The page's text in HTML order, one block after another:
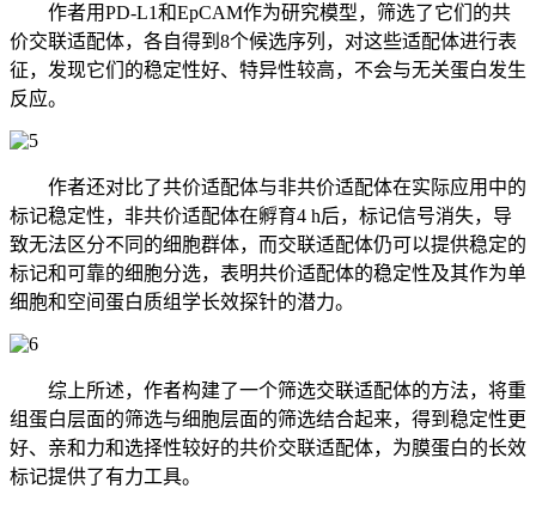
作者用PD-L1和EpCAM作为研究模型，筛选了它们的共
价交联适配体，各自得到8个候选序列，对这些适配体进行表
征，发现它们的稳定性好、特异性较高，不会与无关蛋白发生
反应。
作者还对比了共价适配体与非共价适配体在实际应用中的
标记稳定性，非共价适配体在孵育4 h后，标记信号消失，导
致无法区分不同的细胞群体，而交联适配体仍可以提供稳定的
标记和可靠的细胞分选，表明共价适配体的稳定性及其作为单
细胞和空间蛋白质组学长效探针的潜力。
综上所述，作者构建了一个筛选交联适配体的方法，将重
组蛋白层面的筛选与细胞层面的筛选结合起来，得到稳定性更
好、亲和力和选择性较好的共价交联适配体，为膜蛋白的长效
标记提供了有力工具。